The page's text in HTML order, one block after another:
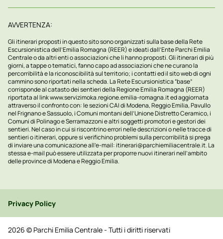
AVVERTENZA:
Gli itinerari proposti in questo sito sono organizzati sulla base della Rete
Escursionistica dell’Emilia Romagna (REER) e ideati dall’Ente Parchi Emilia
Centrale o da altri enti o associazioni che li hanno proposti. Gli itinerari di più
giorni, a tappe o tematici, fanno capo ad associazioni che ne curano la
percorribilità e la riconoscibilità sul territorio; i contatti ed il sito web di ogni
cammino sono riportati nella scheda. La Rete Escursionistica “base”
corrisponde al catasto dei sentieri della Regione Emilia Romagna (REER)
riportata al linkwww.servizimoka.regione.emilia-romagna.ited aggiornata
attraverso il confronto con: le sezioni CAI di Modena, Reggio Emilia, Pavullo
nel Frignano e Sassuolo, i Comuni montani dell’Unione Distretto Ceramico, i
Comuni di Polinago e Serramazzoni e altri soggetti promotori e gestori dei
sentieri. Nel caso in cui si riscontrino errori nelle descrizioni o nelle tracce di
sentieri o itinerari, oppure si verifichino problemi sulla percorribilità si prega
di inviare una comunicazione all’e-mail: itinerari@parchiemiliacentrale.it. La
stessa e-mail può essere utilizzata per proporre nuovi itinerari nell’ambito
delle province di Modena e Reggio Emilia.
Privacy Policy
2026 © Parchi Emilia Centrale - Tutti i diritti riservati